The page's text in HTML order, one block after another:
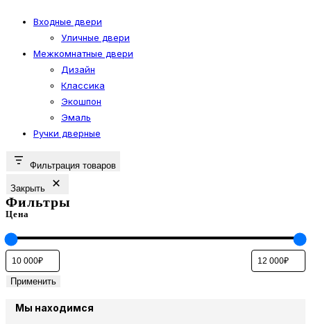
Опции
можно
на
Входные двери
Уличные двери
Межкомнатные двери
Дизайн
Классика
Экошпон
Эмаль
Ручки дверные
Фильтрация товаров
Закрыть
Фильтры
Цена
Применить
Мы находимся